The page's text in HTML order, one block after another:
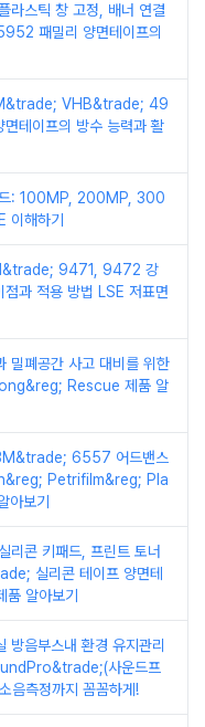
라스틱 창 고정, 배너 연결
패밀리 양면테이프의
VHB&trade; 49
테이프의 방수 능력과 활
드: 100MP, 200MP, 300
이해하기
9471, 9472 강
과 적용 방법 LSE 저표면
밀폐공간 사고 대비를 위한
Rescue 제품 알
6557 어드밴스
Petrifilm&reg; Pla
보기
리콘 키패드, 프린트 토너
실리콘 테이프 양면테
알아보기
방음부스내 환경 유지관리
사운드프
측정까지 꼼꼼하게!